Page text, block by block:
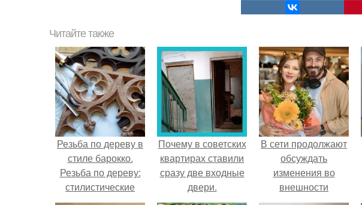
Читайте также
Резьба по дереву в
стиле барокко.
Резьба по дереву:
стилистические
направления и
Почему в советских
квартирах ставили
сразу две входные
двери.
В сети продолжают
обсуждать
изменения во
внешности
актрисы.